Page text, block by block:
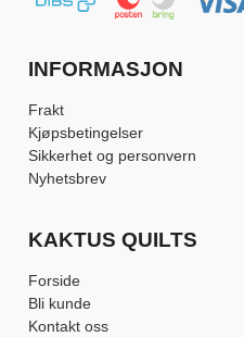
INFORMASJON
Frakt
Kjøpsbetingelser
Sikkerhet og personvern
Nyhetsbrev
KAKTUS QUILTS
Forside
Bli kunde
Kontakt oss